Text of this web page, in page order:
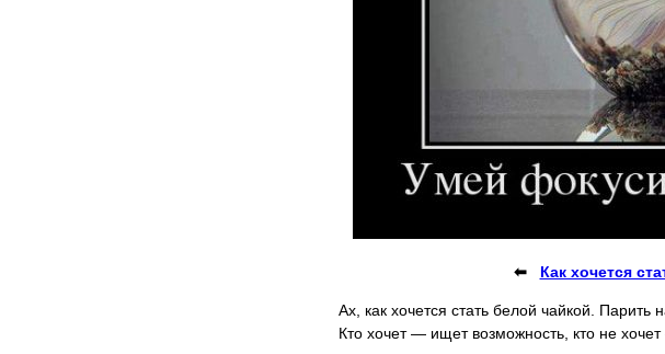
⬅ Как хочется
Ах, как хочется стать белой чайкой. Парить
Кто хочет — ищет возможность, кто не